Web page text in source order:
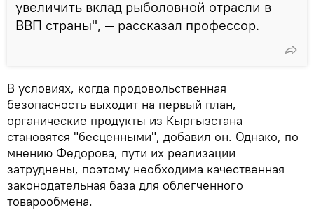
увеличить вклад рыболовной отрасли в
ВВП страны", — рассказал профессор.
В условиях, когда продовольственная
безопасность выходит на первый план,
органические продукты из Кыргызстана
становятся "бесценными", добавил он. Однако, по
мнению Федорова, пути их реализации
затруднены, поэтому необходима качественная
законодательная база для облегченного
товарообмена.